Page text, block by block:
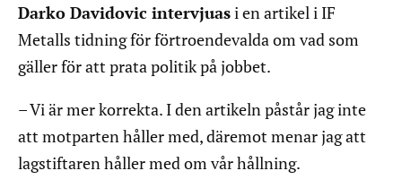
Darko Davidovic intervjuasi en artikel i IF
Metalls tidning för förtroendevalda om vad som
gäller för att prata politik på jobbet.
– Vi är mer korrekta. I den artikeln påstår jag inte
att motparten håller med, däremot menar jag att
lagstiftaren håller med om vår hållning.